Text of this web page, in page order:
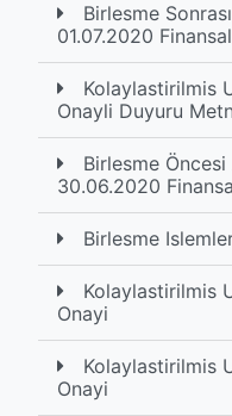
Birlesme
01.07.2020
Kolaylastirilmis
Onayli Duyuru
Birlesme
30.06.2020
Birlesme
Kolaylastirilmis
Onayi
Kolaylastirilmis
Onayi